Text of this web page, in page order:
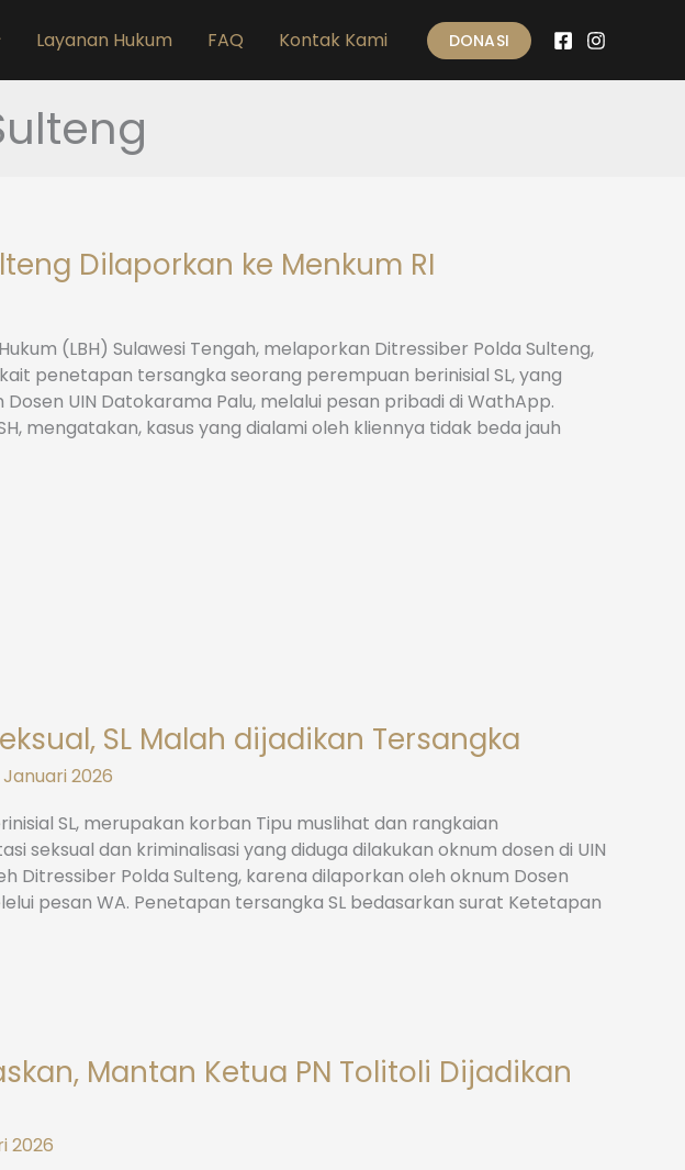
Layanan Hukum FAQ Kontak Kami DONASI
Dilaporkan ke Menkum RI
(LBH) Sulawesi Tengah, melaporkan Ditressiber Polda Sulteng,
penetapan tersangka seorang perempuan berinisial SL, yang
UIN Datokarama Palu, melalui pesan pribadi di WathApp.
mengatakan, kasus yang dialami oleh kliennya tidak beda jauh
SL Malah dijadikan Tersangka
2026
SL, merupakan korban Tipu muslihat dan rangkaian
seksual dan kriminalisasi yang diduga dilakukan oknum dosen di UIN
Ditressiber Polda Sulteng, karena dilaporkan oleh oknum Dosen
pesan WA. Penetapan tersangka SL bedasarkan surat Ketetapan
Mantan Ketua PN Tolitoli Dijadikan
2026